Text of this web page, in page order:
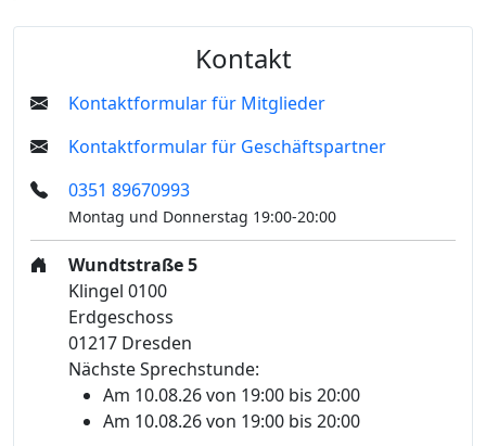
Kontakt
Kontaktformular für Mitglieder
Kontaktformular für Geschäftspartner
0351 89670993
Montag und Donnerstag 19:00-20:00
Wundtstraße 5
Klingel 0100
Erdgeschoss
01217 Dresden
Nächste Sprechstunde:
Am 10.08.26 von 19:00 bis 20:00
Am 10.08.26 von 19:00 bis 20:00